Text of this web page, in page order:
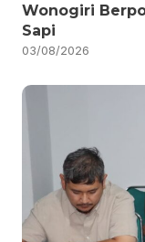
Wonogiri
Sapi
03/08/2026